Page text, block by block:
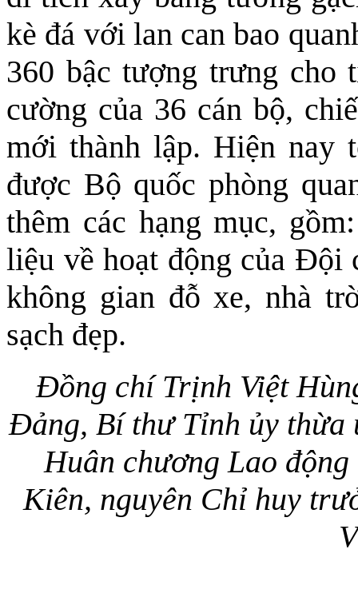
kè đá với lan can bao
360 bậc tượng trưng cho
cường của 36 cán bộ,
mới thành lập. Hiện nay
được Bộ quốc phòng
thêm các hạng mục,
liệu về hoạt động của Đội
không gian đỗ xe, nhà
sạch đẹp.
Đồng chí Trịnh Việt
Đảng, Bí thư Tỉnh ủy thừa
Huân chương Lao
Kiên, nguyên Chỉ huy